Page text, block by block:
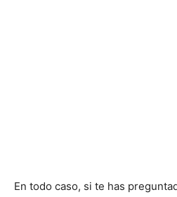
En todo caso, si te has